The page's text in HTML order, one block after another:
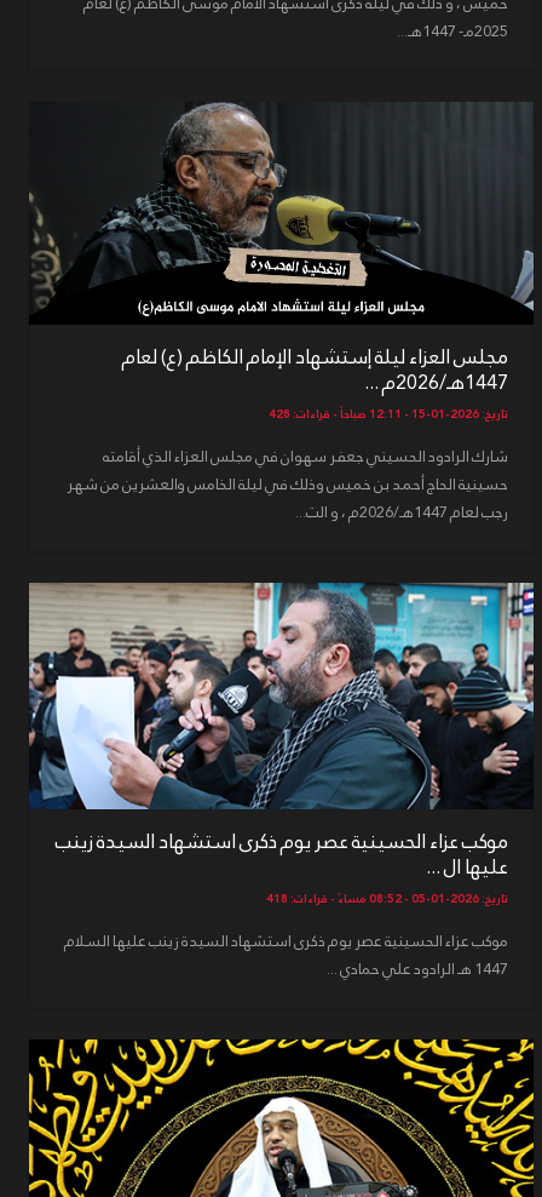
2025مـ- 1447هـ...
مجلس العزاء ليلة إستشهاد الإمام الكاظم (ع) لعام
1447هـ/2026م ...
تاريخ: 2026-01-15 - 12:11 صباحاً - قراءات: 428
شارك الرادود الحسيني جعفر سهوان في مجلس العزاء الذي أقامته
حسينية الحاج أحمد بن خميس وذلك في ليلة الخامس والعشرين من شهر
رجب لعام 1447هـ/2026م ، و الت...
موكب عزاء الحسينية عصر يوم ذكرى استشهاد السيدة زينب
عليها ال ...
تاريخ: 2026-01-05 - 08:52 مساءً - قراءات: 418
موكب عزاء الحسينية عصر يوم ذكرى استشهاد السيدة زينب عليها السلام
1447 هـ الرادود علي حمادي ...